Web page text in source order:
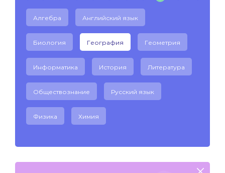
Алгебра Английский язык
Биология География Геометрия
Информатика История Литература
Обществознание Русский язык
Физика Химия